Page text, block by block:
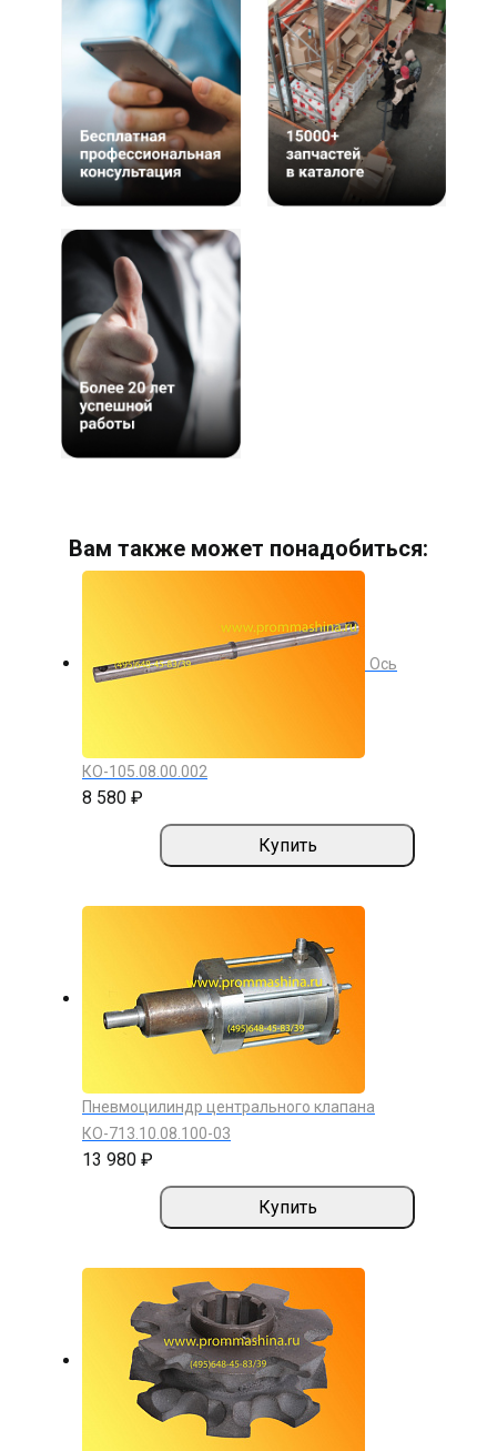
Вам также может понадобиться:
Ось
КО-105.08.00.002
8 580 ₽
Купить
Пневмоцилиндр центрального клапана
КО-713.10.08.100-03
13 980 ₽
Купить